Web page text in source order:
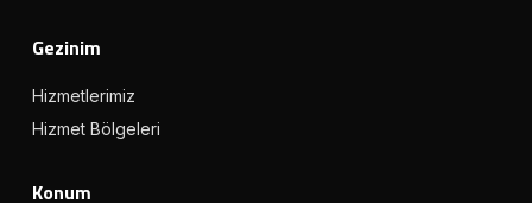
Gezinim
Hizmetlerimiz
Hizmet Bölgeleri
Konum